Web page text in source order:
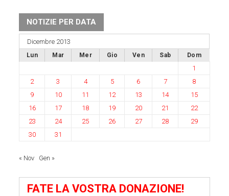
NOTIZIE PER DATA
Dicembre 2013
Lun Mar Mer Gio Ven Sab Dom
1
2
3 4 5 6 7
8
9
10 11 12 13 14
15
16
17 18 19 20 21
22
23
24 25 26 27 28
29
30
31
« Nov Gen »
FATE LA VOSTRA DONAZIONE!